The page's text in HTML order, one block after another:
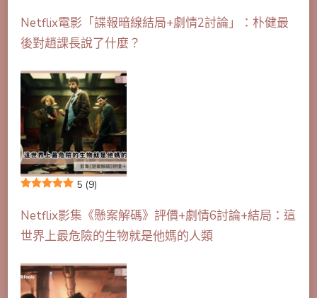
Netflix電影「諜報暗線結局+劇情2討論」：朴健最
後對趙課長說了什麼？
5 (9)
Netflix影集《懸案解碼》評價+劇情6討論+結局：這
世界上最危險的生物就是他媽的人類